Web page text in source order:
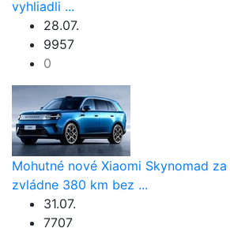
vyhliadli ...
28.07.
9957
0
Mohutné nové Xiaomi Skynomad
zvládne 380 km bez ...
31.07.
7707